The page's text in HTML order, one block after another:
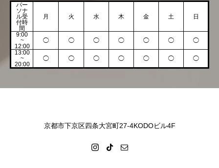
パー
ソナ
ル受
付時
間
月 火 水 木 金 土 日
9:00
~
12:00
◯ ◯ ◯ ◯ ◯ ◯
◯
13:00
~
20:00
◯ ◯ ◯ ◯ ◯ ◯ ◯
京都市下京区四条大宮町27-4KODOビル4F